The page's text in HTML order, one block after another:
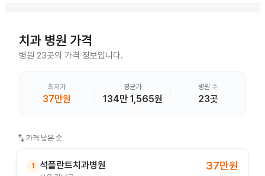
치과 병원 가격
병원 23곳의 가격 정보입니다.
최저가
37만원
평균가
134만 1,565원
병원 수
23곳
swap_vert 가격 낮은 순
1 석플란트치과병원 37만원